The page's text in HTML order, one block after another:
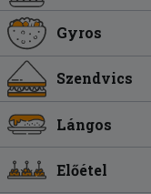
Gyros
Szendvics
Lángos
Előétel